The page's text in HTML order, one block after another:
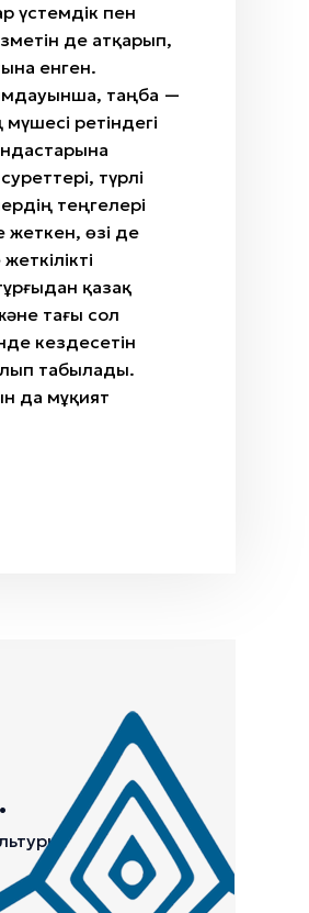
үстемдік пен
де атқарып,
енген.
таңба —
ретіндегі
түрлі
теңгелері
жеткен, өзі де
қазақ
тағы сол
кездесетін
табылады.
да мұқият